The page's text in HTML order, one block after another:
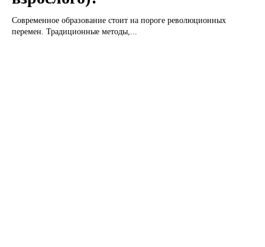
Современное образование стоит на пороге революционных
перемен. Традиционные методы,...